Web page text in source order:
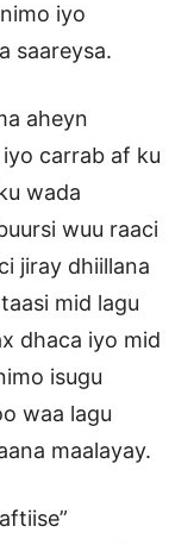
iyo
saareysa.
aheyn
carrab af ku
wada
wuu raaci
jiray dhiillana
mid lagu
dhaca iyo mid
isugu
waa lagu
maalayay.